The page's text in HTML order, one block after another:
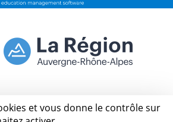
et vous donne le contrôle sur